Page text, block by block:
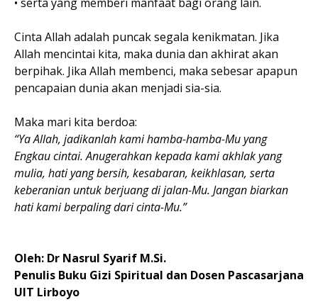
Cinta Allah adalah puncak segala kenikmatan. Jika
Allah mencintai kita, maka dunia dan akhirat akan
berpihak. Jika Allah membenci, maka sebesar apapun
pencapaian dunia akan menjadi sia-sia.
Maka mari kita berdoa:
“Ya Allah, jadikanlah kami hamba-hamba-Mu yang
Engkau cintai. Anugerahkan kepada kami akhlak yang
mulia, hati yang bersih, kesabaran, keikhlasan, serta
keberanian untuk berjuang di jalan-Mu. Jangan biarkan
hati kami berpaling dari cinta-Mu.”
Oleh: Dr Nasrul Syarif M.Si.
Penulis Buku Gizi Spiritual dan Dosen Pascasarjana
UIT Lirboyo